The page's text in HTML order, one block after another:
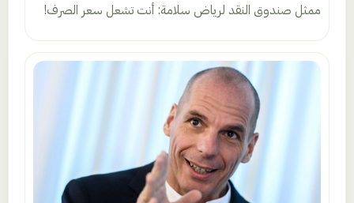
ممثل صندوق النقد لرياض سلامة: أنت تشعل سعر الصرف!